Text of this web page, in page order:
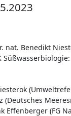
nat. Benedikt
(Deutsches
Effenberger (FG